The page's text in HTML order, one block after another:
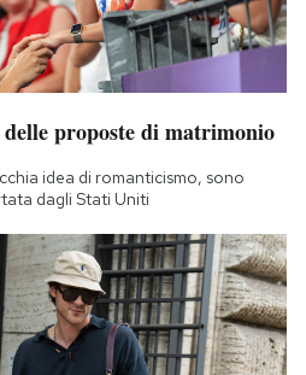
proposte di matrimonio
idea di romanticismo, sono
dagli Stati Uniti